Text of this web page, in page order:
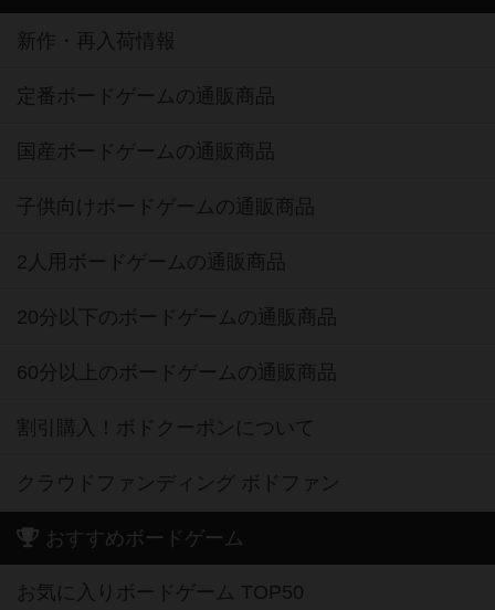
新作・再入荷情報
定番ボードゲームの通販商品
国産ボードゲームの通販商品
子供向けボードゲームの通販商品
2人用ボードゲームの通販商品
20分以下のボードゲームの通販商品
60分以上のボードゲームの通販商品
割引購入！ボドクーポンについて
クラウドファンディング ボドファン
おすすめボードゲーム
お気に入りボードゲーム TOP50